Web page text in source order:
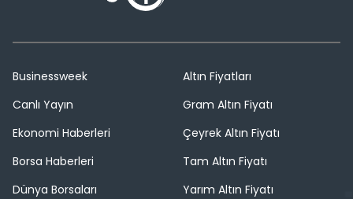
Businessweek
Canlı Yayın
Ekonomi Haberleri
Borsa Haberleri
Dünya Borsaları
Altın Fiyatları
Gram Altın Fiyatı
Çeyrek Altın Fiyatı
Tam Altın Fiyatı
Yarım Altın Fiyatı